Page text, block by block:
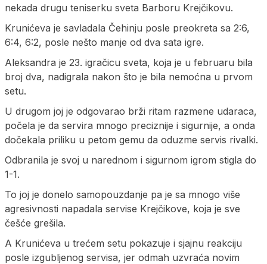
nekada drugu teniserku sveta Barboru Krejčikovu.
Krunićeva je savladala Čehinju posle preokreta sa 2:6,
6:4, 6:2, posle nešto manje od dva sata igre.
Aleksandra je 23. igračicu sveta, koja je u februaru bila
broj dva, nadigrala nakon što je bila nemoćna u prvom
setu.
U drugom joj je odgovarao brži ritam razmene udaraca,
počela je da servira mnogo preciznije i sigurnije, a onda
dočekala priliku u petom gemu da oduzme servis rivalki.
Odbranila je svoj u narednom i sigurnom igrom stigla do
1-1.
To joj je donelo samopouzdanje pa je sa mnogo više
agresivnosti napadala servise Krejčikove, koja je sve
češće grešila.
A Krunićeva u trećem setu pokazuje i sjajnu reakciju
posle izgubljenog servisa, jer odmah uzvraća novim